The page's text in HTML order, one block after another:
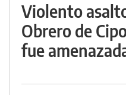
Violento
Obrero de
fue